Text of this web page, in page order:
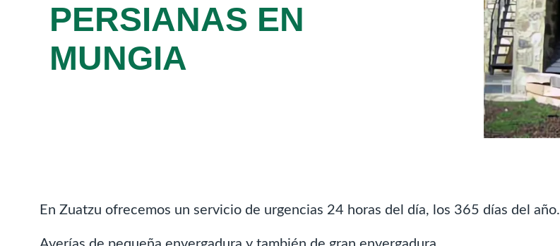
PERSIANAS EN
MUNGIA
En Zuatzu ofrecemos un servicio de urgencias 24 horas del día, los 365 días del año.